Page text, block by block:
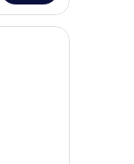
med gardiner.
stor säng, två